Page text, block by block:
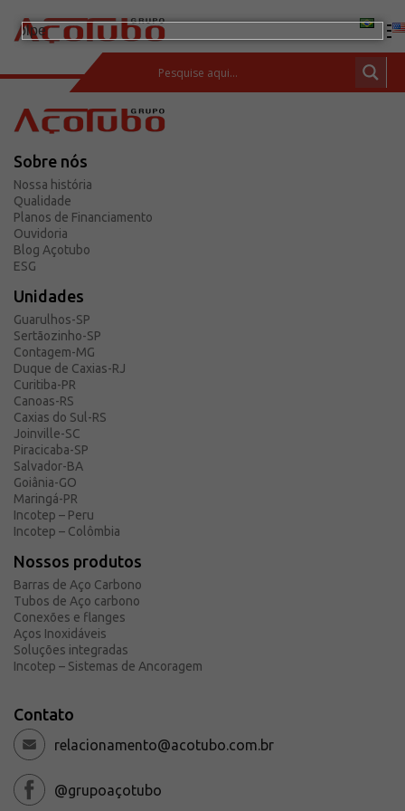
(11) 2413-2000
Tubos de aço carbono
Barras de Aço Carbono
Conexões e flanges
Soluções integradas
Incotep – Sistemas de Ancoragem
Calculadora
Download
Solicite um orçamento
Sobre a Açotubo
Unidades
Qualidade
Planos de Financiamento
Compliance e LGPD
Ouvidoria
Blog
ESG
Trabalhe conosco
Sobre nós
Nossa história
Qualidade
Planos de Financiamento
Ouvidoria
Blog Açotubo
ESG
Unidades
Guarulhos-SP
Sertãozinho-SP
Contagem-MG
Duque de Caxias-RJ
Curitiba-PR
Canoas-RS
Caxias do Sul-RS
Joinville-SC
Piracicaba-SP
Salvador-BA
Goiânia-GO
Maringá-PR
Incotep – Peru
Incotep – Colômbia
Nossos produtos
Barras de Aço Carbono
Tubos de Aço carbono
Conexões e flanges
Aços Inoxidáveis
Soluções integradas
Incotep – Sistemas de Ancoragem
Contato
relacionamento@acotubo.com.br
@grupoaçotubo